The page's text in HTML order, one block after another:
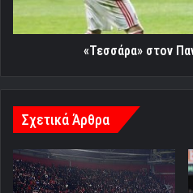
«Τεσσάρα» στον
Σχετικά Άρθρα